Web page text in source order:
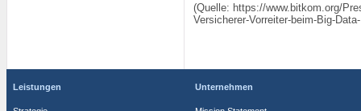
(Quelle: https://www.bitkom.org/
Versicherer-Vorreiter-beim-Big-
Leistungen Unternehmen